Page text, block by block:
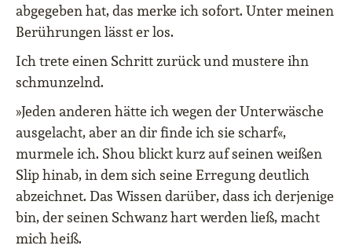
abgegeben hat, das merke ich sofort. Unter meinen
Berührungen lässt er los.
Ich trete einen Schritt zurück und mustere ihn
schmunzelnd.
»Jeden anderen hätte ich wegen der Unterwäsche
ausgelacht, aber an dir finde ich sie scharf«,
murmele ich. Shou blickt kurz auf seinen weißen
Slip hinab, in dem sich seine Erregung deutlich
abzeichnet. Das Wissen darüber, dass ich derjenige
bin, der seinen Schwanz hart werden ließ, macht
mich heiß.